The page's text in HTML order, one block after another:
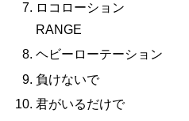
ロコローショ
RANGE
ヘビーローテー
負けない
君がいるだけ